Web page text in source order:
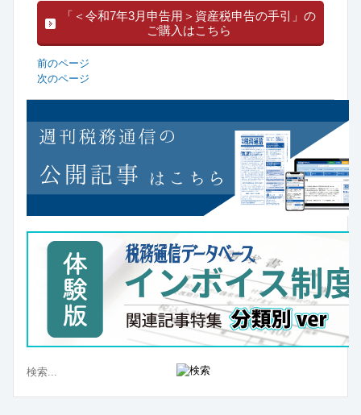
「＜令和7年3月申告用＞資産税申告の手引」の
ご購入はこちら
前のページ
次のページ